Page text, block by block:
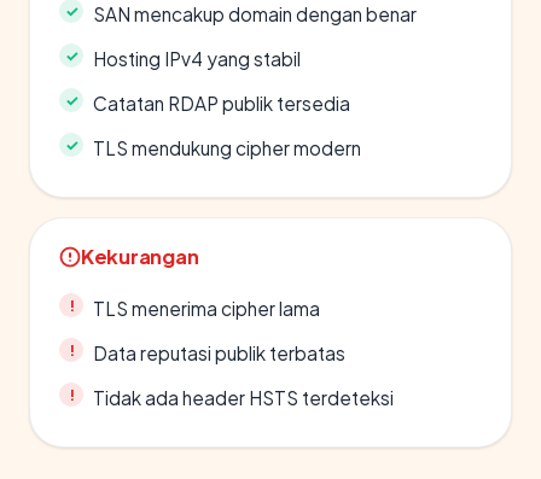
SAN mencakup domain dengan benar
Hosting IPv4 yang stabil
Catatan RDAP publik tersedia
TLS mendukung cipher modern
Kekurangan
TLS menerima cipher lama
Data reputasi publik terbatas
Tidak ada header HSTS terdeteksi